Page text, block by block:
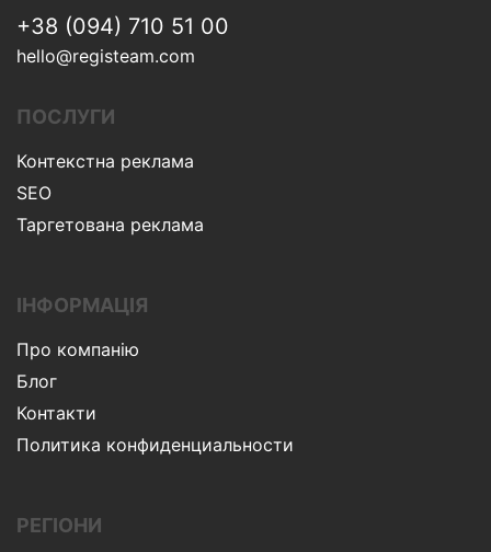
+38 (094) 710 51 00
hello@registeam.com
ПОСЛУГИ
Контекстна реклама
SEO
Таргетована реклама
ІНФОРМАЦІЯ
Про компанію
Блог
Контакти
Политика конфиденциальности
РЕГІОНИ